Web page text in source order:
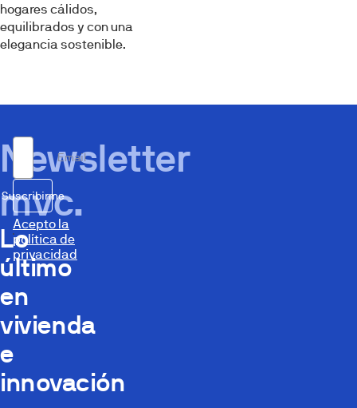
hogares cálidos,
equilibrados y con una
elegancia sostenible.
Newsletter
mvc.
Lo
último
en
vivienda
e
innovación
Email
Suscribirme
Acepto la
política de
privacidad